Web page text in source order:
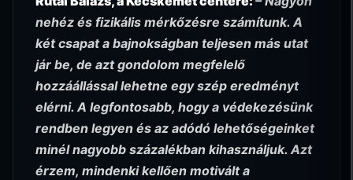
nehéz és fizikális mérkőzésre számítunk. A
két csapat a bajnokságban teljesen más utat
jár be, de azt gondolom megfelelő
hozzáállással lehetne egy szép eredményt
elérni. A legfontosabb, hogy a védekezésünk
rendben legyen és az adódó lehetőségeinket
minél nagyobb százalékban kihasználjuk. Azt
érzem, mindenki kellően motivált a